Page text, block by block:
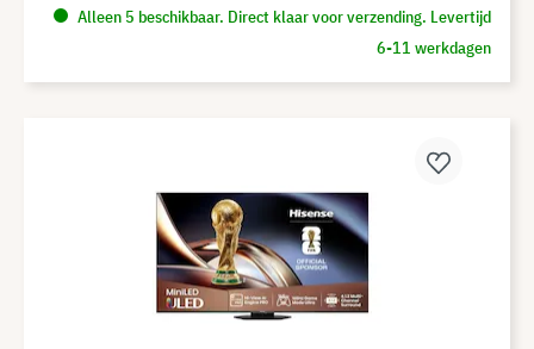
Alleen 5 beschikbaar. Direct klaar voor verzending. Levertijd
6-11 werkdagen